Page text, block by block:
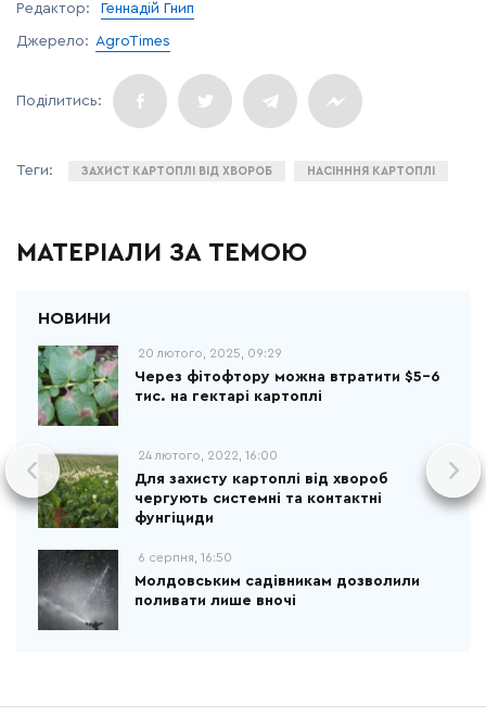
Редактор: Геннадій Гнип
Джерело: AgroTimes
ЗАХИСТ КАРТОПЛІ ВІД ХВОРОБ НАСІНННЯ КАРТОПЛІ
МАТЕРІАЛИ ЗА ТЕМОЮ
20 лютого, 2025, 09:29
Через фітофтору можна втратити $5-6
тис. на гектарі картоплі
24 лютого, 2022, 16:00
Для захисту картоплі від хвороб
чергують системні та контактні
фунгіциди
6 серпня, 16:50
Молдовським садівникам дозволили
поливати лише вночі